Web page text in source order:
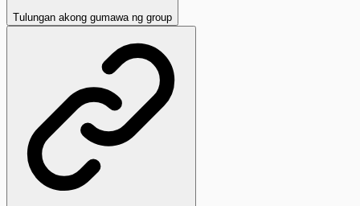
Tulungan akong gumawa ng group